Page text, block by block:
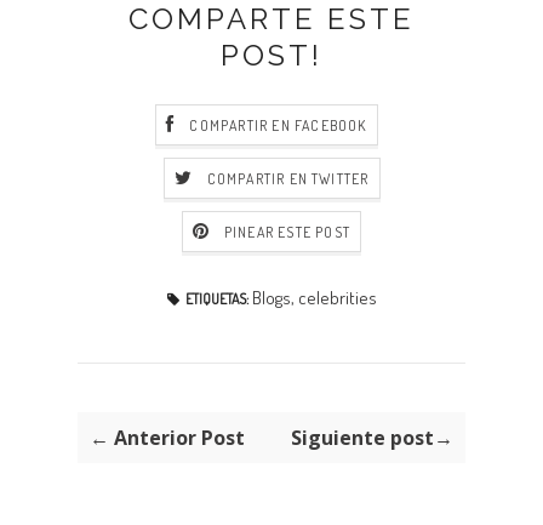
COMPARTE ESTE
POST!
COMPARTIR EN FACEBOOK
COMPARTIR EN TWITTER
PINEAR ESTE POST
ETIQUETAS: Blogs, celebrities
← Anterior Post Siguiente post→